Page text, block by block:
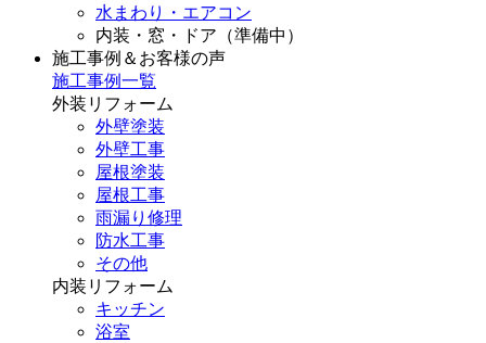
水まわり・エアコン
内装・窓・ドア（準備中）
施工事例＆お客様の声
施工事例一覧
外装リフォーム
外壁塗装
外壁工事
屋根塗装
屋根工事
雨漏り修理
防水工事
その他
内装リフォーム
キッチン
浴室